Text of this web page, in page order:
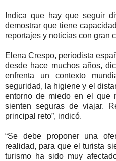
Indica que hay que seguir
demostrar que tiene
reportajes y noticias con gran
Elena Crespo, periodista
desde hace muchos años,
enfrenta un contexto
seguridad, la higiene y el
entorno de miedo en el que
sienten seguras de viajar.
principal reto”, indicó.
“Se debe proponer una
realidad, para que el turista
turismo ha sido muy